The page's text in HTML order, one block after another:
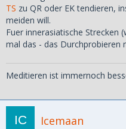
TS zu QR oder EK tendieren,
meiden will.
Fuer innerasiatische Strecken
mal das - das Durchprobieren
Meditieren ist immernoch
Icemaan